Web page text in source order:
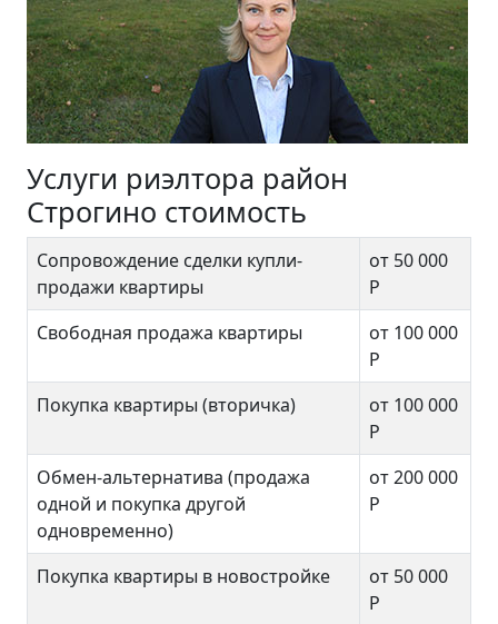
Услуги риэлтора район
Строгино стоимость
Сопровождение сделки купли-
продажи квартиры
от 50 000
Р
Свободная продажа квартиры
от 100 000
Р
Покупка квартиры (вторичка)
от 100 000
Р
Обмен-альтернатива (продажа
одной и покупка другой
одновременно)
от 200 000
Р
Покупка квартиры в новостройке
от 50 000
Р